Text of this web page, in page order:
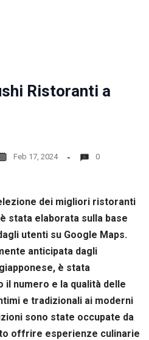
Ristoranti a
Feb 17, 2024 0
dei migliori ristoranti
stata elaborata sulla base
utenti su Google Maps.
anticipata dagli
è stata
il numero e la qualità delle
e tradizionali ai moderni
sono state occupate da
offrire esperienze culinarie